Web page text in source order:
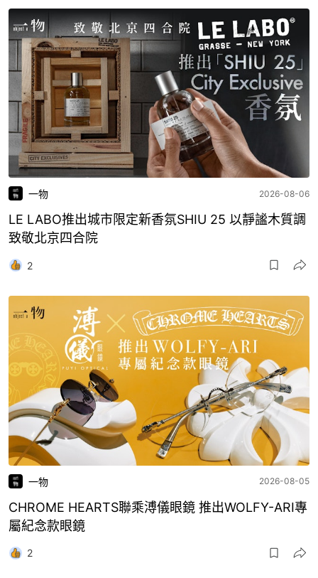
一物 2026-08-06
LE LABO推出城市限定新香氛SHIU 25 以靜謐木質調
致敬北京四合院
2
一物 2026-08-05
CHROME HEARTS聯乘溥儀眼鏡 推出WOLFY-ARI專
屬紀念款眼鏡
2